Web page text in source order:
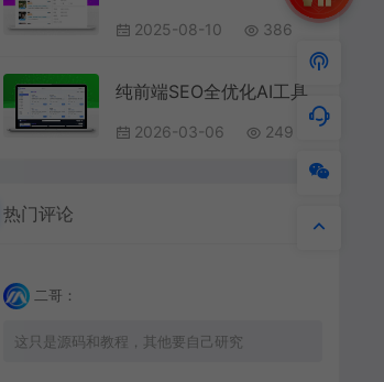
2025-08-10 386
纯前端SEO全优化AI工具导航源码
2026-03-06 249
热门评论
二哥：
这只是源码和教程，其他要自己研究